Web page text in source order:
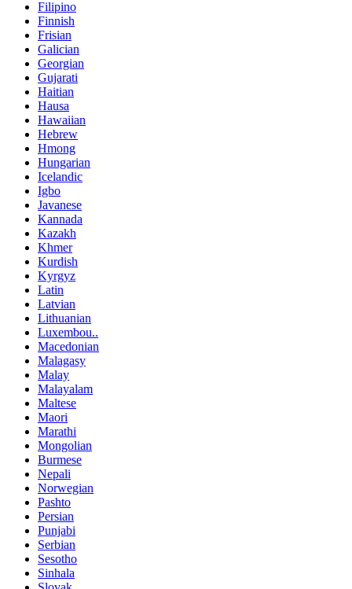
Filipino
Finnish
Frisian
Galician
Georgian
Gujarati
Haitian
Hausa
Hawaiian
Hebrew
Hmong
Hungarian
Icelandic
Igbo
Javanese
Kannada
Kazakh
Khmer
Kurdish
Kyrgyz
Latin
Latvian
Lithuanian
Luxembou..
Macedonian
Malagasy
Malay
Malayalam
Maltese
Maori
Marathi
Mongolian
Burmese
Nepali
Norwegian
Pashto
Persian
Punjabi
Serbian
Sesotho
Sinhala